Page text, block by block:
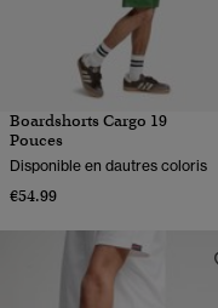
Boardshorts Cargo 19
Pouces
Disponible en dautres coloris
€54.99